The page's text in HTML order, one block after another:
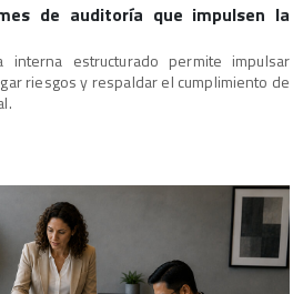
de auditoría que impulsen la
estructurado permite impulsar
riesgos y respaldar el cumplimiento de